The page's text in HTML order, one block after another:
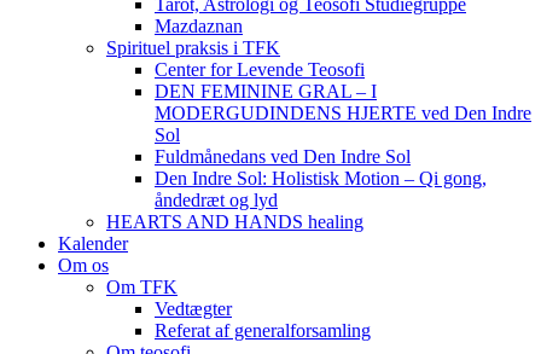
Tarot, Astrologi og Teosofi Studiegruppe
Mazdaznan
Spirituel praksis i TFK
Center for Levende Teosofi
DEN FEMININE GRAL – I
MODERGUDINDENS HJERTE ved Den Indre
Sol
Fuldmånedans ved Den Indre Sol
Den Indre Sol: Holistisk Motion – Qi gong,
åndedræt og lyd
HEARTS AND HANDS healing
Kalender
Om os
Om TFK
Vedtægter
Referat af generalforsamling